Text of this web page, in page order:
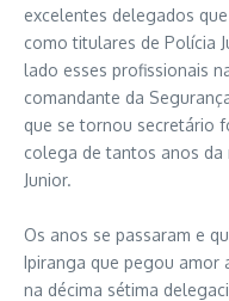
excelentes delegados
como titulares de Polícia
lado esses profissionais
comandante da
que se tornou secretário
colega de tantos anos da
Junior.
Os anos se passaram e
Ipiranga que pegou amor
na décima sétima